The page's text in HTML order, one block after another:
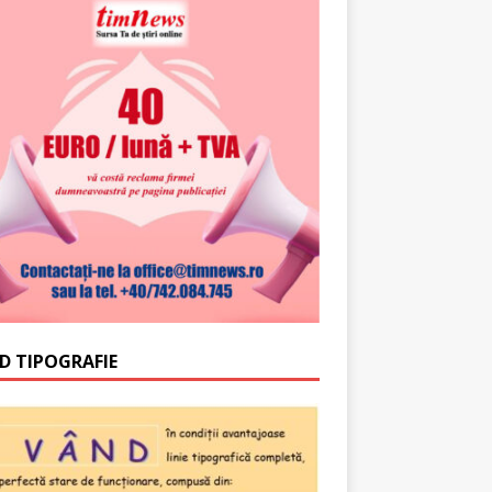
TIPOGRAFIE